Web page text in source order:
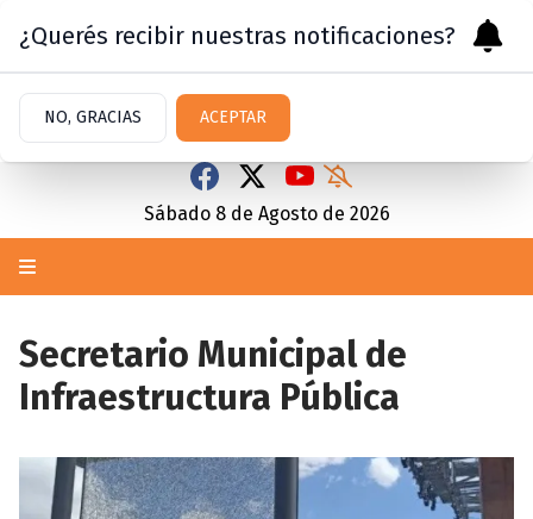
Sábado 8 de Agosto de 2026
Secretario Municipal de
Infraestructura Pública
¿Querés recibir nuestras notificaciones?
NO, GRACIAS ACEPTAR